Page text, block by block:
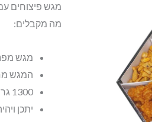
מגש פיצוחים
מה מקבלים:
מגש
המגש
1300 גרם
יתכן